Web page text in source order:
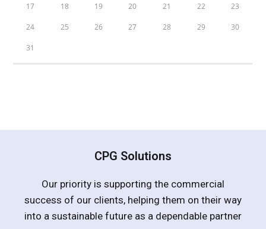
17 18 19 20 21 22 23
24 25 26 27 28 29 30
31
CPG Solutions
Our priority is supporting the commercial
success of our clients, helping them on their way
into a sustainable future as a dependable partner